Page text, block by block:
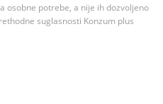
osobne potrebe, a nije ih dozvoljeno
suglasnosti Konzum plus